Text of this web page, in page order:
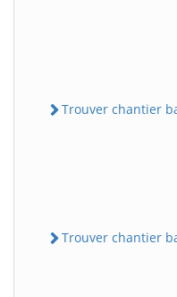
Trouver chantier
Trouver chantier